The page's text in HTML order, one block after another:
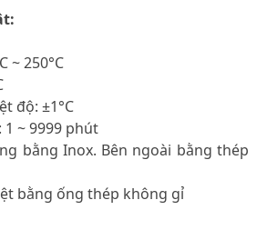
~ 250°C
độ: ±1°C
1 ~ 9999 phút
bằng Inox. Bên ngoài bằng thép
bằng ống thép không gỉ